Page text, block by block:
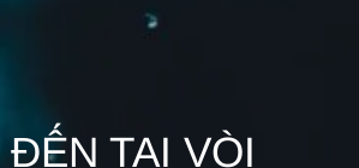
TẠI VÒI